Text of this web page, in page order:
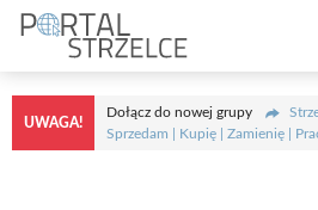
Przejdź
treści
UWAGA!
Dołącz do nowej grupy
Sprzedam | Kupię | Zamienię |